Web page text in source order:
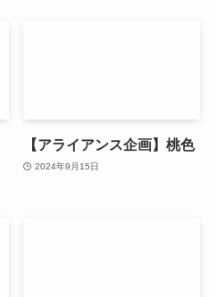
【アライアンス企画】桃色
2024年9月15日